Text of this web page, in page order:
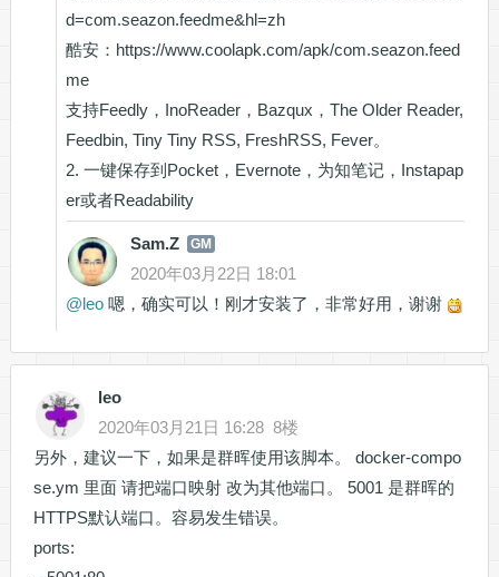
d=com.seazon.feedme&hl=zh
酷安：https://www.coolapk.com/apk/com.seazon.feed
me
支持Feedly，InoReader，Bazqux，The Older Reader,
Feedbin, Tiny Tiny RSS, FreshRSS, Fever。
2. 一键保存到Pocket，Evernote，为知笔记，Instapap
er或者Readability
Sam.Z GM
2020年03月22日 18:01
@leo嗯，确实可以！刚才安装了，非常好用，谢谢
leo
2020年03月21日 16:28 8楼
另外，建议一下，如果是群晖使用该脚本。 docker-compo
se.ym 里面 请把端口映射 改为其他端口。 5001 是群晖的
HTTPS默认端口。容易发生错误。
ports: